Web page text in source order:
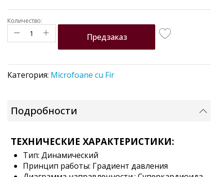
Количество:
Предзаказ
Категория: Microfoane cu Fir
Подробности
ТЕХНИЧЕСКИЕ ХАРАКТЕРИСТИКИ:
Тип: Динамический
Принцип работы: Градиент давления